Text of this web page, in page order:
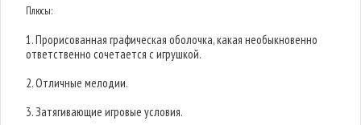
Плюсы:
1. Прорисованная графическая оболочка, какая необыкновенно
ответственно сочетается с игрушкой.
2. Отличные мелодии.
3. Затягивающие игровые условия.